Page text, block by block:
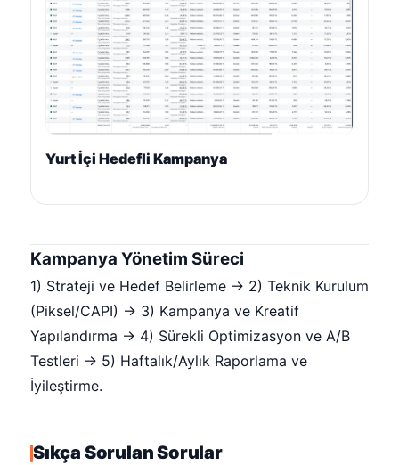
Yurt İçi Hedefli Kampanya
Kampanya Yönetim Süreci
1) Strateji ve Hedef Belirleme → 2) Teknik Kurulum
(Piksel/CAPI) → 3) Kampanya ve Kreatif
Yapılandırma → 4) Sürekli Optimizasyon ve A/B
Testleri → 5) Haftalık/Aylık Raporlama ve
İyileştirme.
Sıkça Sorulan Sorular